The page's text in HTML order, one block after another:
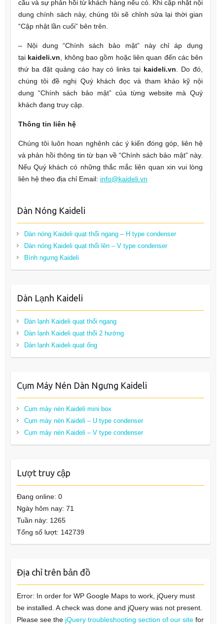
cầu và sự phản hồi từ khách hàng nếu có. Khi cập nhật nội
dung chính sách này, chúng tôi sẽ chỉnh sửa lại thời gian
“Cập nhật lần cuối” bên trên.
– Nội dung “Chính sách bảo mật” này chỉ áp dụng
tại kaideli.vn , không bao gồm hoặc liên quan đến các bên
thứ ba đặt quảng cáo hay có links tại kaideli.vn . Do đó,
chúng tôi đề nghị Quý khách đọc và tham khảo kỹ nội
dung “Chính sách bảo mật” của từng website mà Quý
khách đang truy cập.
Thông tin liên hệ
Chúng tôi luôn hoan nghênh các ý kiến đóng góp, liên hệ
và phản hồi thông tin từ bạn về “Chính sách bảo mật” này.
Nếu Quý khách có những thắc mắc liên quan xin vui lòng
liên hệ theo địa chỉ Email: info@kaideli.vn
Dàn Nóng Kaideli
Dàn nóng Kaideli quạt thổi ngang – H type condenser
Dàn nóng Kaideli quạt thổi lên – V type condenser
Bình ngưng Kaideli
Dàn Lạnh Kaideli
Dàn lạnh Kaideli quạt thổi ngang
Dàn lạnh Kaideli quạt thổi 2 hướng
Dàn lạnh Kaideli quạt ống
Cụm Máy Nén Dàn Ngưng Kaideli
Cụm máy nén Kaideli mini box
Cụm máy nén Kaideli – U type condenser
Cụm máy nén Kaideli – V type condenser
Lượt truy cập
Đang online: 0
Ngày hôm nay: 71
Tuần này: 1265
Tổng số lượt: 142739
Địa chỉ trên bản đồ
Error: In order for WP Google Maps to work, jQuery must
be installed. A check was done and jQuery was not present.
Please see the jQuery troubleshooting section of our sitefor